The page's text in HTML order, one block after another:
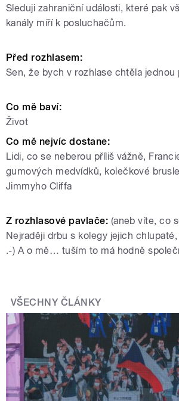
Sleduji zahraniční události, které pak
kanály míří k posluchačům.
Před rozhlasem:
Sen, že bych v rozhlase chtěla jednou
Co mě baví:
Život
Co mě nejvíc dostane:
Lidi, co se neberou příliš vážně,
gumových medvídků, kolečkové
Jimmyho Cliffa
Z rozhlasové pavlače: (aneb víte, co
Nejraději drbu s kolegy jejich
.-) A o mě… tuším to má hodně
VŠECHNY ČLÁNKY